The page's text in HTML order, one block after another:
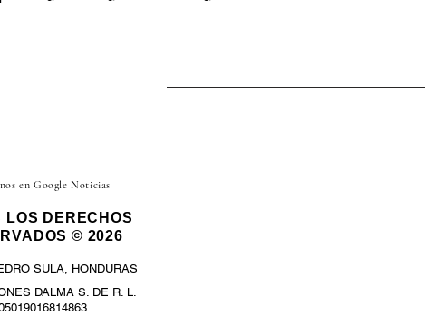
en Google Noticias
LOS DERECHOS
© 2026
SULA, HONDURAS
DALMA S. DE R. L.